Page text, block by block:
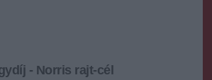
- Norris rajt-cél